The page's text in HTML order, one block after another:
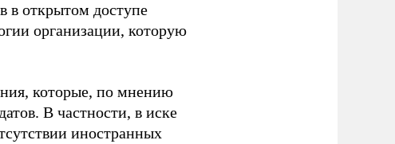
в открытом доступе
организации, которую
которые, по мнению
В частности, в иске
иностранных